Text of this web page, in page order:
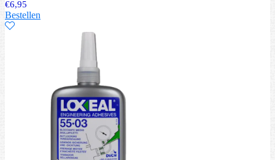
€6,95
Bestellen